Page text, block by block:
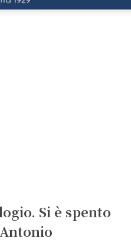
Si è spento